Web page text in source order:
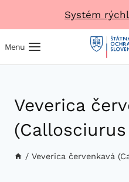
Systém
Menu
Veverica
/ Veverica červenkavá